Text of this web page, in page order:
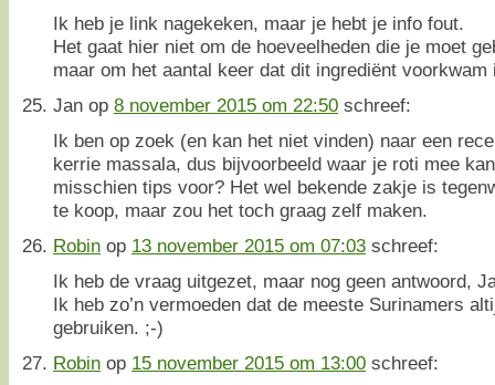
Ik heb je link nagekeken, maar je hebt je info fout.
Het gaat hier niet om de hoeveelheden die je moet
maar om het aantal keer dat dit ingrediënt
Jan op 8 november 2015 om 22:50 schreef:
Ik ben op zoek (en kan het niet vinden) naar een
kerrie massala, dus bijvoorbeeld waar je roti mee
misschien tips voor? Het wel bekende zakje is
te koop, maar zou het toch graag zelf maken.
Robin op 13 november 2015 om 07:03 schreef:
Ik heb de vraag uitgezet, maar nog geen antwoord,
Ik heb zo’n vermoeden dat de meeste Surinamers
gebruiken. ;-)
Robin op 15 november 2015 om 13:00 schreef: